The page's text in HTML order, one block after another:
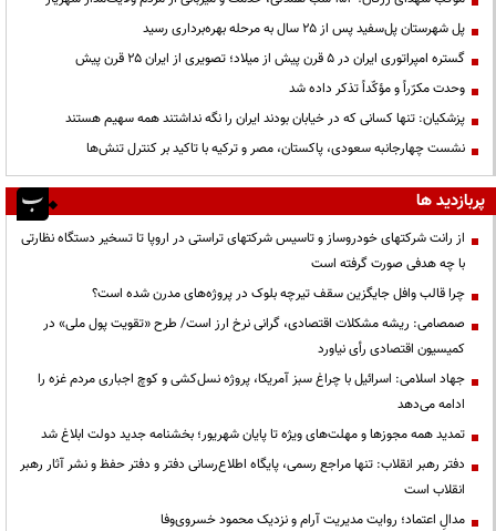
پل شهرستان پل‌سفید پس از ۲۵ سال به مرحله بهره‌برداری رسید
گستره امپراتوری ایران در ۵ قرن پیش از میلاد؛ تصویری از ایران ۲۵ قرن پیش
وحدت مکرّراً و مؤکّداً تذکر داده شد
پزشکیان: تنها کسانی که در خیابان بودند ایران را نگه نداشتند همه سهیم هستند
نشست چهارجانبه سعودی، پاکستان، مصر و ترکیه با تاکید بر کنترل تنش‌ها
پربازدید ها
از رانت‌ شرکتهای خودروساز و تاسیس شرکتهای تراستی در اروپا تا تسخیر دستگاه نظارتی
با چه هدفی صورت گرفته است
چرا قالب وافل جایگزین سقف تیرچه بلوک در پروژه‌های مدرن شده است؟
صمصامی: ریشه مشکلات اقتصادی، گرانی نرخ ارز است/ طرح «تقویت پول ملی» در
کمیسیون اقتصادی رأی نیاورد
جهاد اسلامی: اسرائیل با چراغ سبز آمریکا، پروژه نسل‌کشی و کوچ اجباری مردم غزه را
ادامه می‌دهد
تمدید همه مجوزها و مهلت‌های ویژه تا پایان شهریور؛ بخشنامه جدید دولت ابلاغ شد
دفتر رهبر انقلاب: تنها مراجع رسمی، پایگاه اطلاع‌رسانی دفتر و دفتر حفظ و نشر آثار رهبر
انقلاب است
مدالِ اعتماد؛ روایت مدیریت آرام و نزدیک محمود خسروی‌وفا